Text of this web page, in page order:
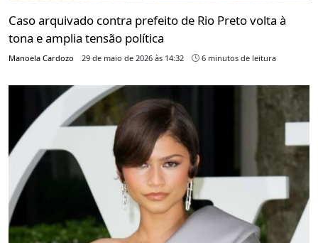
Caso arquivado contra prefeito de Rio Preto volta à
tona e amplia tensão política
Manoela Cardozo 29 de maio de 2026 às 14:32 6 minutos de leitura